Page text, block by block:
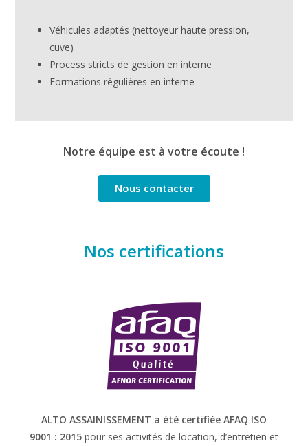
Véhicules adaptés (nettoyeur haute pression,
cuve)
Process stricts de gestion en interne
Formations régulières en interne
Notre équipe est à votre écoute !
Nous contacter
Nos certifications
ALTO ASSAINISSEMENT a été certifiée AFAQ ISO
9001 : 2015 pour ses activités de location, d’entretien et